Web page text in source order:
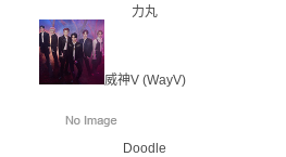
力丸
威神V (WayV)
Doodle